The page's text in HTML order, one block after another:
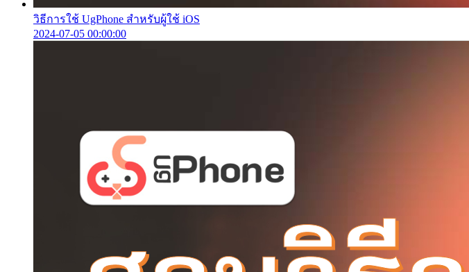
วิธีการใช้ UgPhone สำหรับผู้ใช้ iOS
2024-07-05 00:00:00